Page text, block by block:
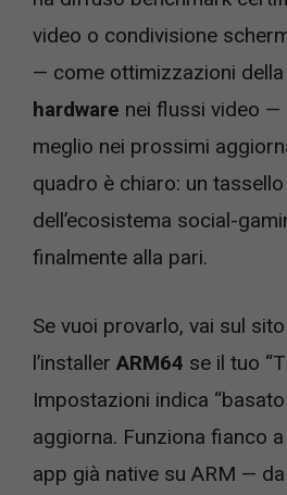
video o condivisione
— come ottimizzazioni della
hardware nei flussi video —
meglio nei prossimi
quadro è chiaro: un
dell’ecosistema social-
finalmente alla pari.
Se vuoi provarlo, vai sul
l’installer ARM64 se il tuo
Impostazioni indica
aggiorna. Funziona fianco
app già native su ARM —